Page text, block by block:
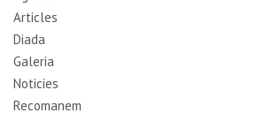
Articles
Diada
Galeria
Noticies
Recomanem